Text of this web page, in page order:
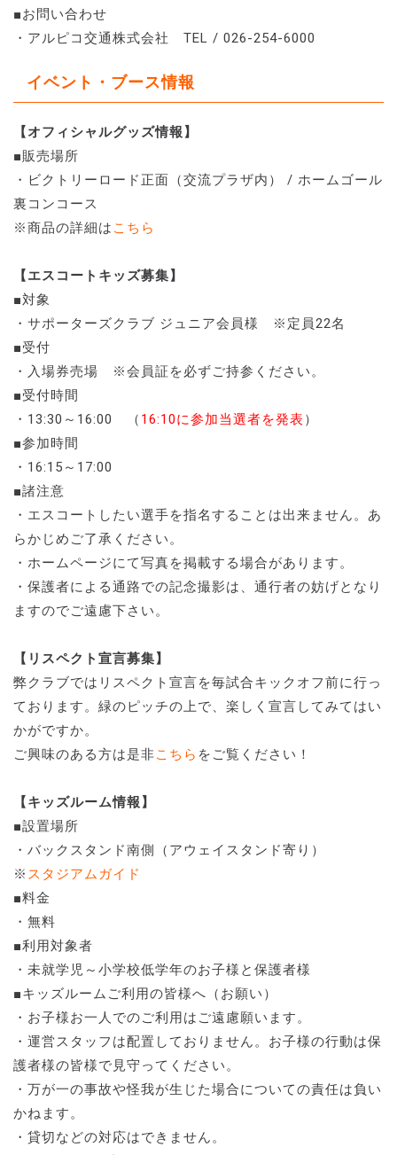
■お問い合わせ
・アルピコ交通株式会社 TEL / 026-254-6000
イベント・ブース情報
【オフィシャルグッズ情報】
■販売場所
・ビクトリーロード正面（交流プラザ内） / ホームゴール
裏コンコース
※商品の詳細は こちら
【エスコートキッズ募集】
■対象
・サポーターズクラブ ジュニア会員様 ※定員22名
■受付
・入場券売場 ※会員証を必ずご持参ください。
■受付時間
・13:30～16:00 （ 16:10に参加当選者を発表）
■参加時間
・16:15～17:00
■諸注意
・エスコートしたい選手を指名することは出来ません。あ
らかじめご了承ください。
・ホームページにて写真を掲載する場合があります。
・保護者による通路での記念撮影は、通行者の妨げとなり
ますのでご遠慮下さい。
【リスペクト宣言募集】
弊クラブではリスペクト宣言を毎試合キックオフ前に行っ
ております。緑のピッチの上で、楽しく宣言してみてはい
かがですか。
ご興味のある方は是非こちら をご覧ください！
【キッズルーム情報】
■設置場所
・バックスタンド南側（アウェイスタンド寄り）
※ スタジアムガイド
■料金
・無料
■利用対象者
・未就学児～小学校低学年のお子様と保護者様
■キッズルームご利用の皆様へ（お願い）
・お子様お一人でのご利用はご遠慮願います。
・運営スタッフは配置しておりません。お子様の行動は保
護者様の皆様で見守ってください。
・万が一の事故や怪我が生じた場合についての責任は負い
かねます。
・貸切などの対応はできません。